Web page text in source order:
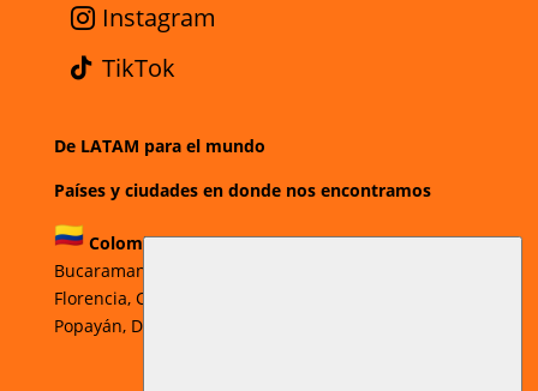
Instagram
TikTok
De LATAM para el mundo
Países y ciudades en donde nos encontramos
Colombia: Bogotá,Cali, Medellín, Barranquilla,
Bucaramanga,
Florencia, Cartagena,
Popayán, Duitama,